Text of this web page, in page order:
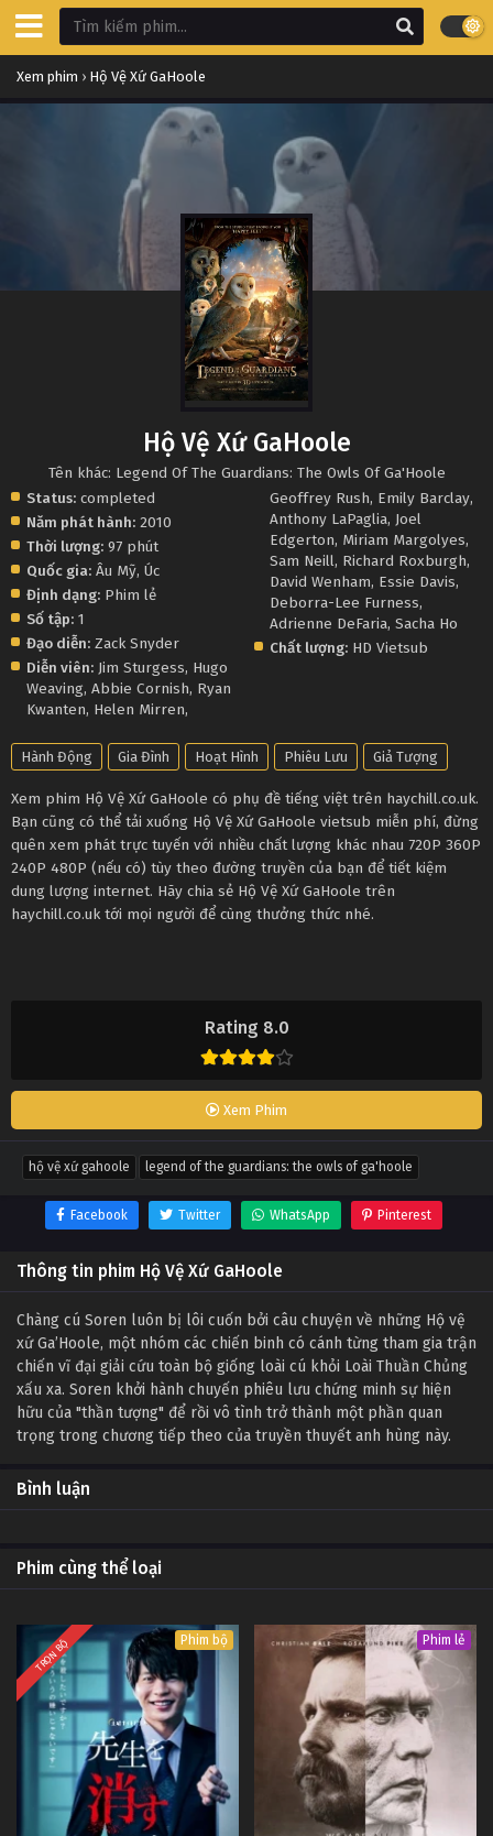
Xem phim › Hộ Vệ Xứ GaHoole
Rating 8.0
Xem Phim
Hộ Vệ Xứ GaHoole
Tên khác: Legend Of The Guardians: The Owls Of Ga'Hoole
Status: completed
Năm phát hành: 2010
Thời lượng: 97 phút
Quốc gia: Âu Mỹ, Úc
Định dạng: Phim lẻ
Số tập: 1
Đạo diễn: Zack Snyder
Diễn viên: Jim Sturgess, Hugo
Weaving, Abbie Cornish, Ryan
Kwanten, Helen Mirren,
Geoffrey Rush, Emily Barclay,
Anthony LaPaglia, Joel
Edgerton, Miriam Margolyes,
Sam Neill, Richard Roxburgh,
David Wenham, Essie Davis,
Deborra-Lee Furness,
Adrienne DeFaria,Sacha Ho
Chất lượng: HD Vietsub
Hành Động Gia Đình Hoạt Hình Phiêu Lưu Giả Tượng
Xem phim Hộ Vệ Xứ GaHoole có phụ đề tiếng việt trên haychill.co.uk.
Bạn cũng có thể tải xuống Hộ Vệ Xứ GaHoole vietsub miễn phí, đừng
quên xem phát trực tuyến với nhiều chất lượng khác nhau 720P 360P
240P 480P (nếu có) tùy theo đường truyền của bạn để tiết kiệm
dung lượng internet. Hãy chia sẻ Hộ Vệ Xứ GaHoole trên
haychill.co.uk tới mọi người để cùng thưởng thức nhé.
hộ vệ xứ gahoole legend of the guardians: the owls of ga'hoole
Facebook Twitter WhatsApp Pinterest
Thông tin phim Hộ Vệ Xứ GaHoole
Chàng cú Soren luôn bị lôi cuốn bởi câu chuyện về những Hộ vệ
xứ Ga’Hoole, một nhóm các chiến binh có cánh từng tham gia trận
chiến vĩ đại giải cứu toàn bộ giống loài cú khỏi Loài Thuần Chủng
xấu xa. Soren khởi hành chuyến phiêu lưu chứng minh sự hiện
hữu của "thần tượng" để rồi vô tình trở thành một phần quan
trọng trong chương tiếp theo của truyền thuyết anh hùng này.
Bình luận
Phim cùng thể loại
TRỌN BỘ Phim bộ Phim lẻ